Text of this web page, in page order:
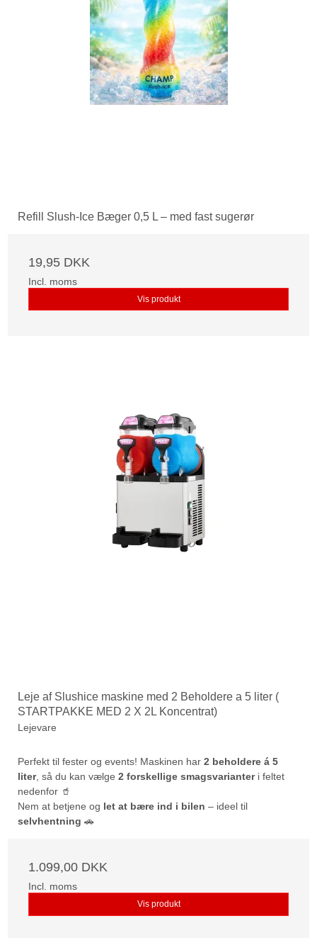
Refill Slush-Ice Bæger 0,5 L – med fast sugerør
19,95 DKK
Incl. moms
Vis produkt
Leje af Slushice maskine med 2 Beholdere a 5 liter (
STARTPAKKE MED 2 X 2L Koncentrat)
Lejevare
Perfekt til fester og events! Maskinen har 2 beholdere á 5
liter, så du kan vælge 2 forskellige smagsvarianteri feltet
nedenfor 🥤
Nem at betjene og let at bære ind i bilen – ideel til
selvhentning 🚗
1.099,00 DKK
Incl. moms
Vis produkt